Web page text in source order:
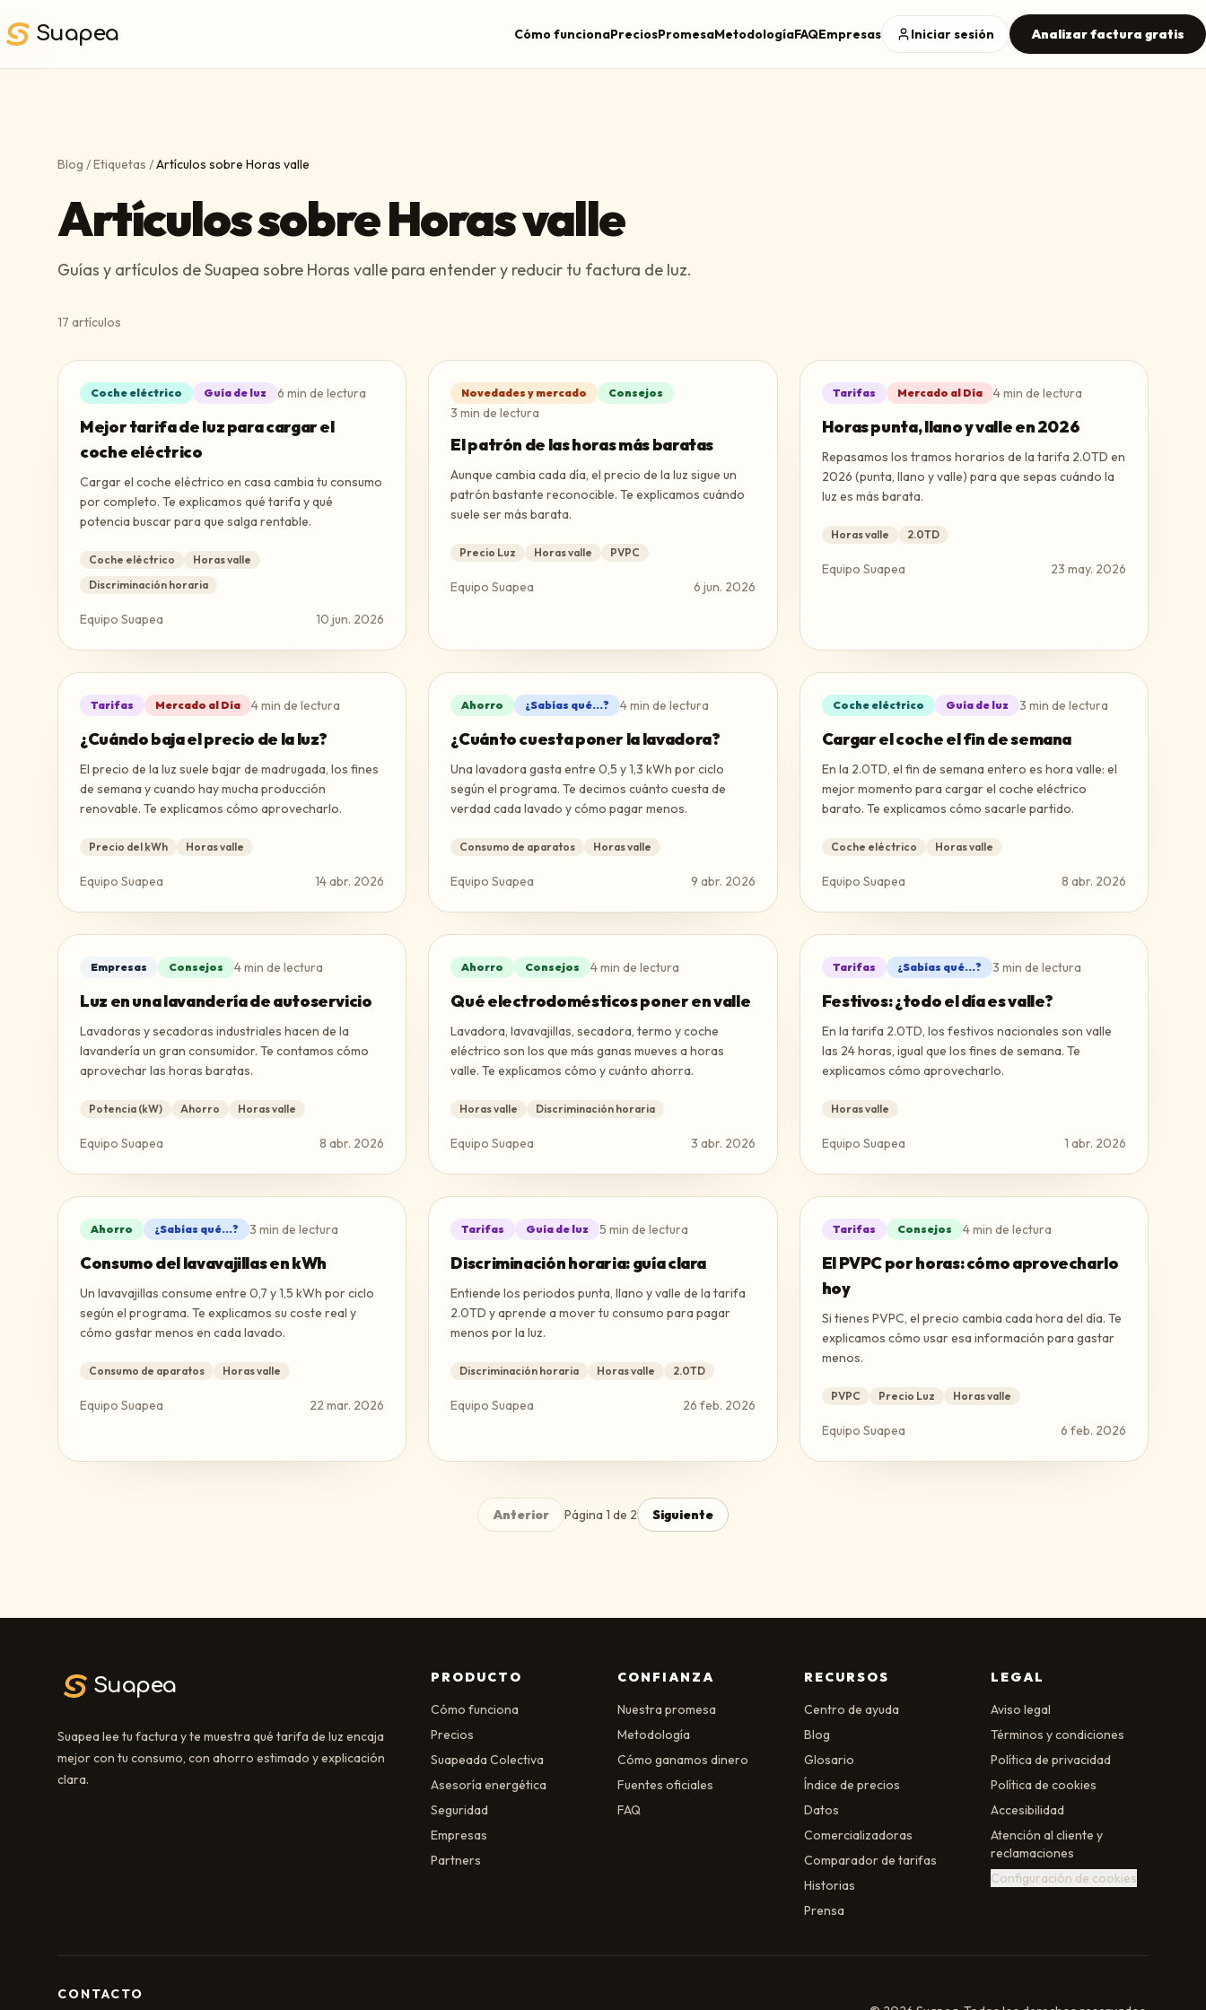
Suapea Cómo funcionaPreciosPromesaMetodologíaFAQEmpresas Iniciar sesión Analizar factura gratis
Blog /Etiquetas /Artículos sobre Horas valle
Artículos sobre Horas valle
Guías y artículos de Suapea sobre Horas valle para entender y reducir tu factura de luz.
17 artículos
Coche eléctrico Guía de luz 6 min de lectura
Mejor tarifa de luz para cargar el
coche eléctrico
Cargar el coche eléctrico en casa cambia tu consumo
por completo. Te explicamos qué tarifa y qué
potencia buscar para que salga rentable.
Coche eléctrico
Horas valle
Discriminación horaria
Equipo Suapea 10 jun. 2026
Novedades y mercado Consejos
3 min de lectura
El patrón de las horas más baratas
Aunque cambia cada día, el precio de la luz sigue un
patrón bastante reconocible. Te explicamos cuándo
suele ser más barata.
Precio Luz Horas valle PVPC
Equipo Suapea 6 jun. 2026
Tarifas Mercado al Día 4min de lectura
Horas punta, llano y valle en 2026
Repasamos los tramos horarios de la tarifa 2.0TD en
2026 (punta, llano y valle) para que sepas cuándo la
luz es más barata.
Horas valle 2.0TD
Equipo Suapea 23 may. 2026
Tarifas Mercado al Día 4min de lectura
¿Cuándo baja el precio de la luz?
El precio de la luz suele bajar de madrugada, los fines
de semana y cuando hay mucha producción
renovable. Te explicamos cómo aprovecharlo.
Precio del kWh Horas valle
Equipo Suapea 14 abr. 2026
Ahorro ¿Sabías qué...? 4min de lectura
¿Cuánto cuesta poner la lavadora?
Una lavadora gasta entre 0,5 y 1,3 kWh por ciclo
según el programa. Te decimos cuánto cuesta de
verdad cada lavado y cómo pagar menos.
Consumo de aparatos Horas valle
Equipo Suapea 9 abr. 2026
Coche eléctrico Guía de luz 3 min de lectura
Cargar el coche el fin de semana
En la 2.0TD, el fin de semana entero es hora valle: el
mejor momento para cargar el coche eléctrico
barato. Te explicamos cómo sacarle partido.
Coche eléctrico Horas valle
Equipo Suapea 8 abr. 2026
Empresas Consejos 4min de lectura
Luz en una lavandería de autoservicio
Lavadoras y secadoras industriales hacen de la
lavandería un gran consumidor. Te contamos cómo
aprovechar las horas baratas.
Potencia (kW) Ahorro Horas valle
Equipo Suapea 8 abr. 2026
Ahorro Consejos 4min de lectura
Qué electrodomésticos poner en valle
Lavadora, lavavajillas, secadora, termo y coche
eléctrico son los que más ganas mueves a horas
valle. Te explicamos cómo y cuánto ahorra.
Horas valle Discriminación horaria
Equipo Suapea 3 abr. 2026
Tarifas ¿Sabías qué...? 3 min de lectura
Festivos: ¿todo el día es valle?
En la tarifa 2.0TD, los festivos nacionales son valle
las 24 horas, igual que los fines de semana. Te
explicamos cómo aprovecharlo.
Horas valle
Equipo Suapea 1 abr. 2026
Ahorro ¿Sabías qué...? 3 min de lectura
Consumo del lavavajillas en kWh
Un lavavajillas consume entre 0,7 y 1,5 kWh por ciclo
según el programa. Te explicamos su coste real y
cómo gastar menos en cada lavado.
Consumo de aparatos Horas valle
Equipo Suapea 22 mar. 2026
Tarifas Guía de luz 5 min de lectura
Discriminación horaria: guía clara
Entiende los periodos punta, llano y valle de la tarifa
2.0TD y aprende a mover tu consumo para pagar
menos por la luz.
Discriminación horaria Horas valle 2.0TD
Equipo Suapea 26 feb. 2026
Tarifas Consejos 4min de lectura
El PVPC por horas: cómo aprovecharlo
hoy
Si tienes PVPC, el precio cambia cada hora del día. Te
explicamos cómo usar esa información para gastar
menos.
PVPC Precio Luz Horas valle
Equipo Suapea 6 feb. 2026
Anterior Página 1 de 2 Siguiente
Suapea
Suapea lee tu factura y te muestra qué tarifa de luz encaja
mejor con tu consumo, con ahorro estimado y explicación
clara.
PRODUCTO
Cómo funciona
Precios
Suapeada Colectiva
Asesoría energética
Seguridad
Empresas
Partners
CONFIANZA
Nuestra promesa
Metodología
Cómo ganamos dinero
Fuentes oficiales
FAQ
RECURSOS
Centro de ayuda
Blog
Glosario
Índice de precios
Datos
Comercializadoras
Comparador de tarifas
Historias
Prensa
LEGAL
Aviso legal
Términos y condiciones
Política de privacidad
Política de cookies
Accesibilidad
Atención al cliente y
reclamaciones
Configuración de cookies
CONTACTO